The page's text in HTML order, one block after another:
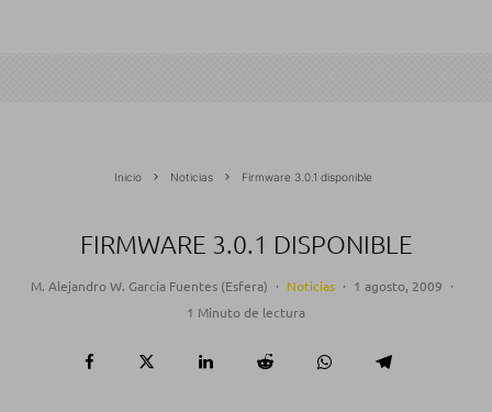
Inicio Noticias Firmware 3.0.1 disponible
FIRMWARE 3.0.1 DISPONIBLE
M. Alejandro W. García Fuentes (Esfera) · Noticias · 1 agosto, 2009 ·
1 Minuto de lectura